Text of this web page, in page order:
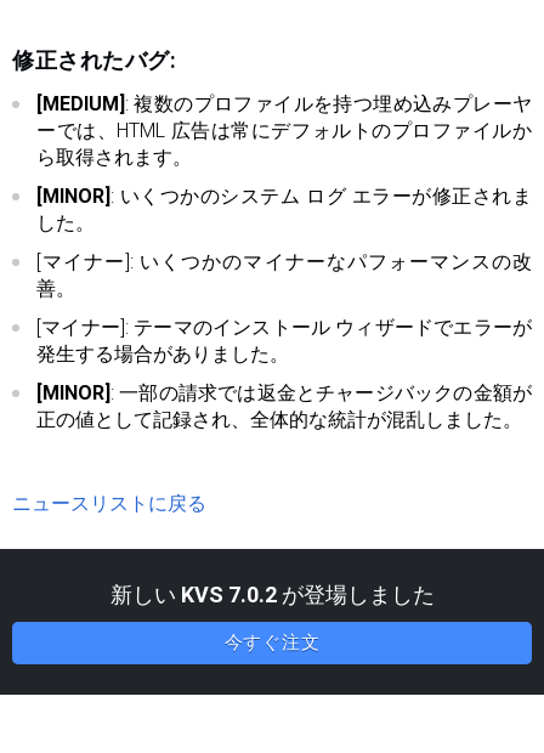
修正されたバグ:
[MEDIUM] : 複数のプロファイルを持つ埋め込みプレーヤ
ーでは、HTML 広告は常にデフォルトのプロファイルか
ら取得されます。
[MINOR] : いくつかのシステム ログ エラーが修正されま
した。
[マイナー]: いくつかのマイナーなパフォーマンスの改
善。
[マイナー]: テーマのインストール ウィザードでエラーが
発生する場合がありました。
[MINOR] : 一部の請求では返金とチャージバックの金額が
正の値として記録され、全体的な統計が混乱しました。
ニュースリストに戻る
新しい KVS 7.0.2が登場しました
今すぐ注文